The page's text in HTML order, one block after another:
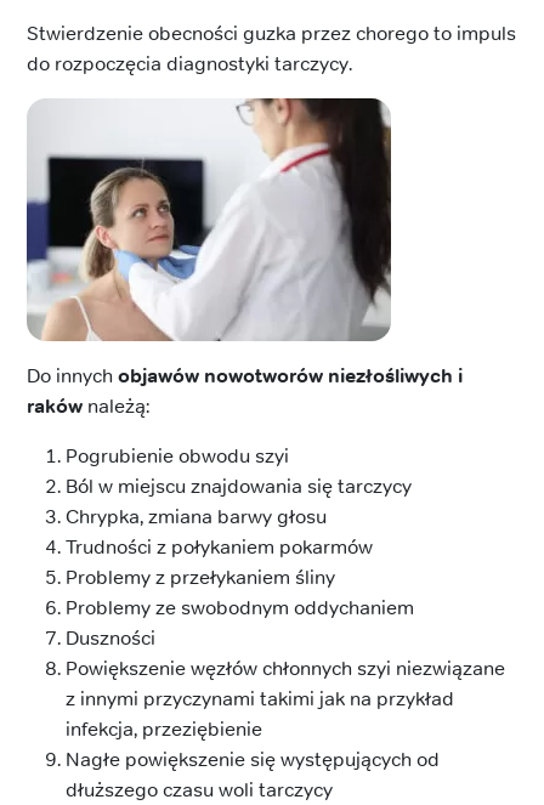
Stwierdzenie obecności guzka przez chorego to impuls
do rozpoczęcia diagnostyki tarczycy.
Do innych objawów nowotworów niezłośliwych i
raków należą:
Pogrubienie obwodu szyi
Ból w miejscu znajdowania się tarczycy
Chrypka, zmiana barwy głosu
Trudności z połykaniem pokarmów
Problemy z przełykaniem śliny
Problemy ze swobodnym oddychaniem
Duszności
Powiększenie węzłów chłonnych szyi niezwiązane
z innymi przyczynami takimi jak na przykład
infekcja, przeziębienie
Nagłe powiększenie się występujących od
dłuższego czasu woli tarczycy